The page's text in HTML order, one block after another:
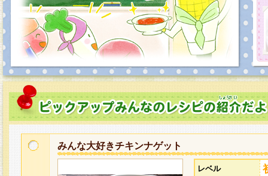
みんな大好きチキンナゲット
レベル